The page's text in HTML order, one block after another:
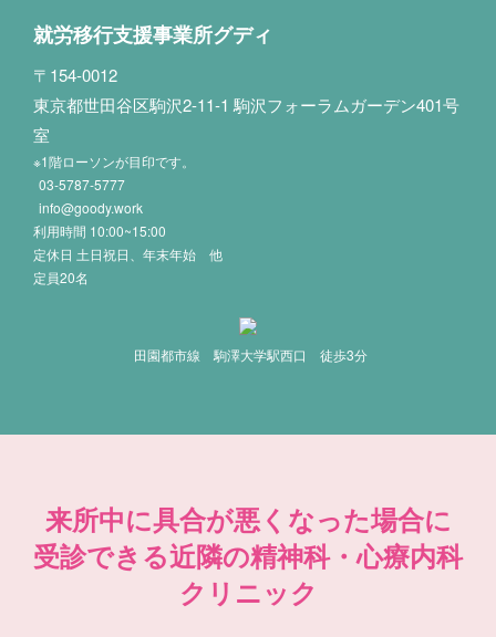
就労移行支援事業所グディ
〒154-0012
東京都世田谷区駒沢2-11-1 駒沢フォーラムガーデン401号
室
※1階ローソンが目印です。
03-5787-5777
info@goody.work
利用時間 10:00~15:00
定休日 土日祝日、年末年始 他
定員20名
田園都市線 駒澤大学駅西口 徒歩3分
来所中に具合が悪くなった場合に
受診できる近隣の精神科・心療内科
クリニック